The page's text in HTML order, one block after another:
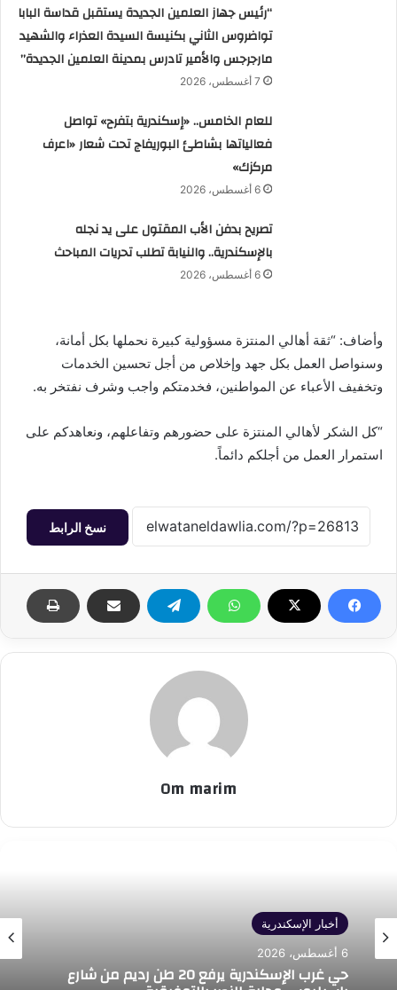
“رئيس جهاز العلمين الجديدة يستقبل قداسة البابا
تواضروس الثاني بكنيسة السيدة العذراء والشهيد
مارجرجس والأمير تادرس بمدينة العلمين الجديدة”
7 أغسطس، 2026
للعام الخامس.. «إسكندرية بتفرح» تواصل
فعالياتها بشاطئ البوريفاج تحت شعار «اعرف
مركزك»
6 أغسطس، 2026
تصريح بدفن الأب المقتول على يد نجله
بالإسكندرية.. والنيابة تطلب تحريات المباحث
6 أغسطس، 2026
وأضاف: “ثقة أهالي المنتزة مسؤولية كبيرة نحملها بكل أمانة،
وسنواصل العمل بكل جهد وإخلاص من أجل تحسين الخدمات
وتخفيف الأعباء عن المواطنين، فخدمتكم واجب وشرف نفتخر به.
“كل الشكر لأهالي المنتزة على حضورهم وتفاعلهم، ونعاهدكم على
استمرار العمل من أجلكم دائماً.
نسخ الرابط
Om marim
أخبار الإسكندرية
6 أغسطس، 2026
حي غرب الإسكندرية يرفع 20 طن رديم من شارع